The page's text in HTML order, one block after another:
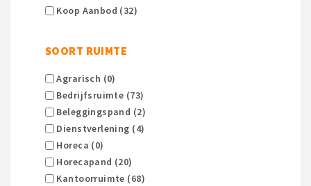
Koop Aanbod (32)
SOORT RUIMTE
Agrarisch (0)
Bedrijfsruimte (73)
Beleggingspand (2)
Dienstverlening (4)
Horeca (0)
Horecapand (20)
Kantoorruimte (68)